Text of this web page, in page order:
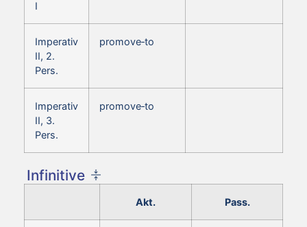
I
Imperativ
II, 2.
Pers.
promove‑to
Imperativ
II, 3.
Pers.
promove‑to
Infinitive
Akt. Pass.